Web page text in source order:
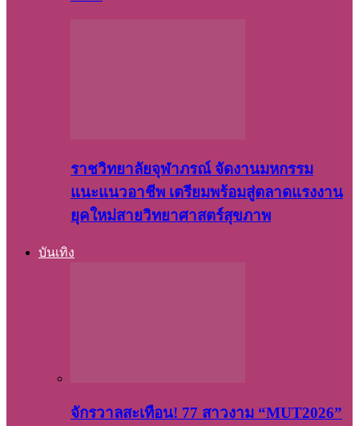
ราชวิทยาลัยจุฬาภรณ์ จัดงานมหกรรม
แนะแนวอาชีพ เตรียมพร้อมสู่ตลาดแรงงาน
ยุคใหม่สายวิทยาศาสตร์สุขภาพ
บันเทิง
จักรวาลสะเทือน! 77 สาวงาม “MUT2026”